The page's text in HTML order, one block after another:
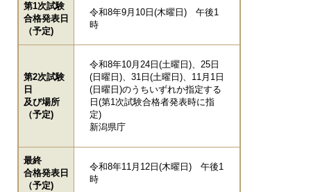
第1次試験
合格発表日
（予定)
令和8年9月10日(木曜日) 午後1
時
第2次試験
日
及び場所
（予定)
令和8年10月24日(土曜日)、25日
(日曜日)、31日(土曜日)、11月1日
(日曜日)のうちいずれか指定する
日(第1次試験合格者発表時に指
定)
新潟県庁
最終
合格発表日
（予定)
令和8年11月12日(木曜日) 午後1
時